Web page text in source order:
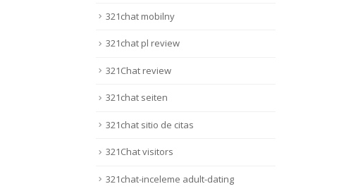
321chat mobilny
321chat pl review
321Chat review
321chat seiten
321chat sitio de citas
321Chat visitors
321chat-inceleme adult-dating